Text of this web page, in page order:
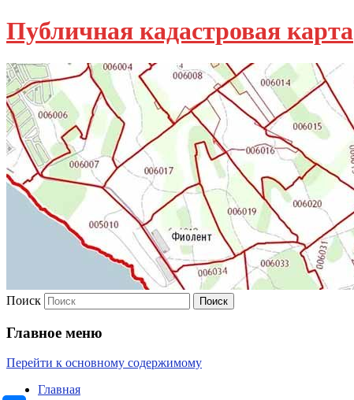
Публичная кадастровая карта
Поиск
Главное меню
Перейти к основному содержимому
Главная